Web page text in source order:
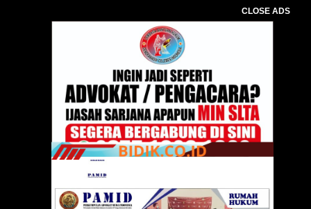
CLOSE ADS